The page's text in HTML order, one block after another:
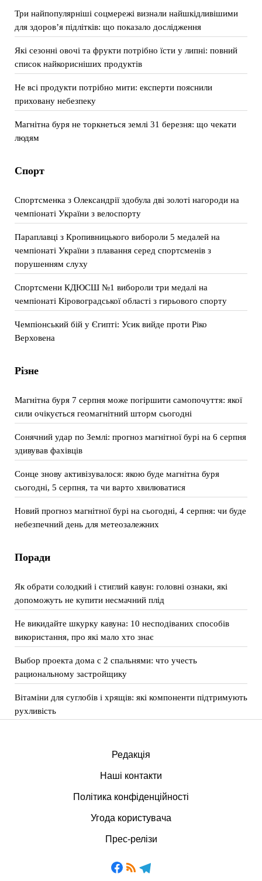
Три найпопулярніші соцмережі визнали найшкідливішими
для здоров’я підлітків: що показало дослідження
Які сезонні овочі та фрукти потрібно їсти у липні: повний
список найкорисніших продуктів
Не всі продукти потрібно мити: експерти пояснили
приховану небезпеку
Магнітна буря не торкнеться землі 31 березня: що чекати
людям
Спорт
Спортсменка з Олександрії здобула дві золоті нагороди на
чемпіонаті України з велоспорту
Параплавці з Кропивницького вибороли 5 медалей на
чемпіонаті України з плавання серед спортсменів з
порушенням слуху
Спортсмени КДЮСШ №1 вибороли три медалі на
чемпіонаті Кіровоградської області з гирьового спорту
Чемпіонський бій у Єгипті: Усик вийде проти Ріко
Верховена
Різне
Магнітна буря 7 серпня може погіршити самопочуття: якої
сили очікується геомагнітний шторм сьогодні
Сонячний удар по Землі: прогноз магнітної бурі на 6 серпня
здивував фахівців
Сонце знову активізувалося: якою буде магнітна буря
сьогодні, 5 серпня, та чи варто хвилюватися
Новий прогноз магнітної бурі на сьогодні, 4 серпня: чи буде
небезпечний день для метеозалежних
Поради
Як обрати солодкий і стиглий кавун: головні ознаки, які
допоможуть не купити несмачний плід
Не викидайте шкурку кавуна: 10 несподіваних способів
використання, про які мало хто знає
Выбор проекта дома с 2 спальнями: что учесть
рациональному застройщику
Вітаміни для суглобів і хрящів: які компоненти підтримують
рухливість
Редакція
Наші контакти
Політика конфіденційності
Угода користувача
Прес-релізи